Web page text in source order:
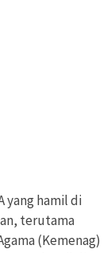
yang hamil di
terutama
(Kemenag)